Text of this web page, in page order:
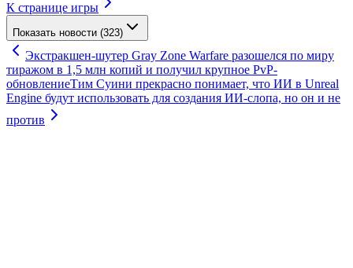
К странице игры
Показать новости (323)
Экстракшен-шутер Gray Zone Warfare разошелся по миру
тиражом в 1,5 млн копий и получил крупное PvP-
обновлениеТим Суини прекрасно понимает, что ИИ в Unreal
Engine будут использовать для создания ИИ-слопа, но он и не
против